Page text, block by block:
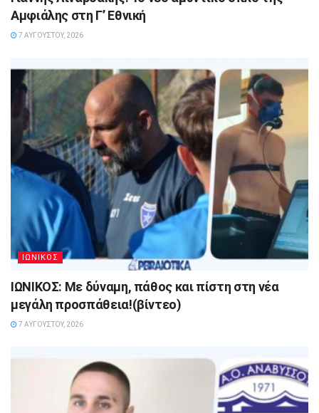
Αμφιάλης στη Γ’ Εθνική
7 ΑΥΓΟΎΣΤΟΥ, 2026
ΙΩΝΙΚΟΣ
ΙΩΝΙΚΟΣ: Με δύναμη, πάθος και πίστη στη νέα
μεγάλη προσπάθεια!(βίντεο)
7 ΑΥΓΟΎΣΤΟΥ, 2026